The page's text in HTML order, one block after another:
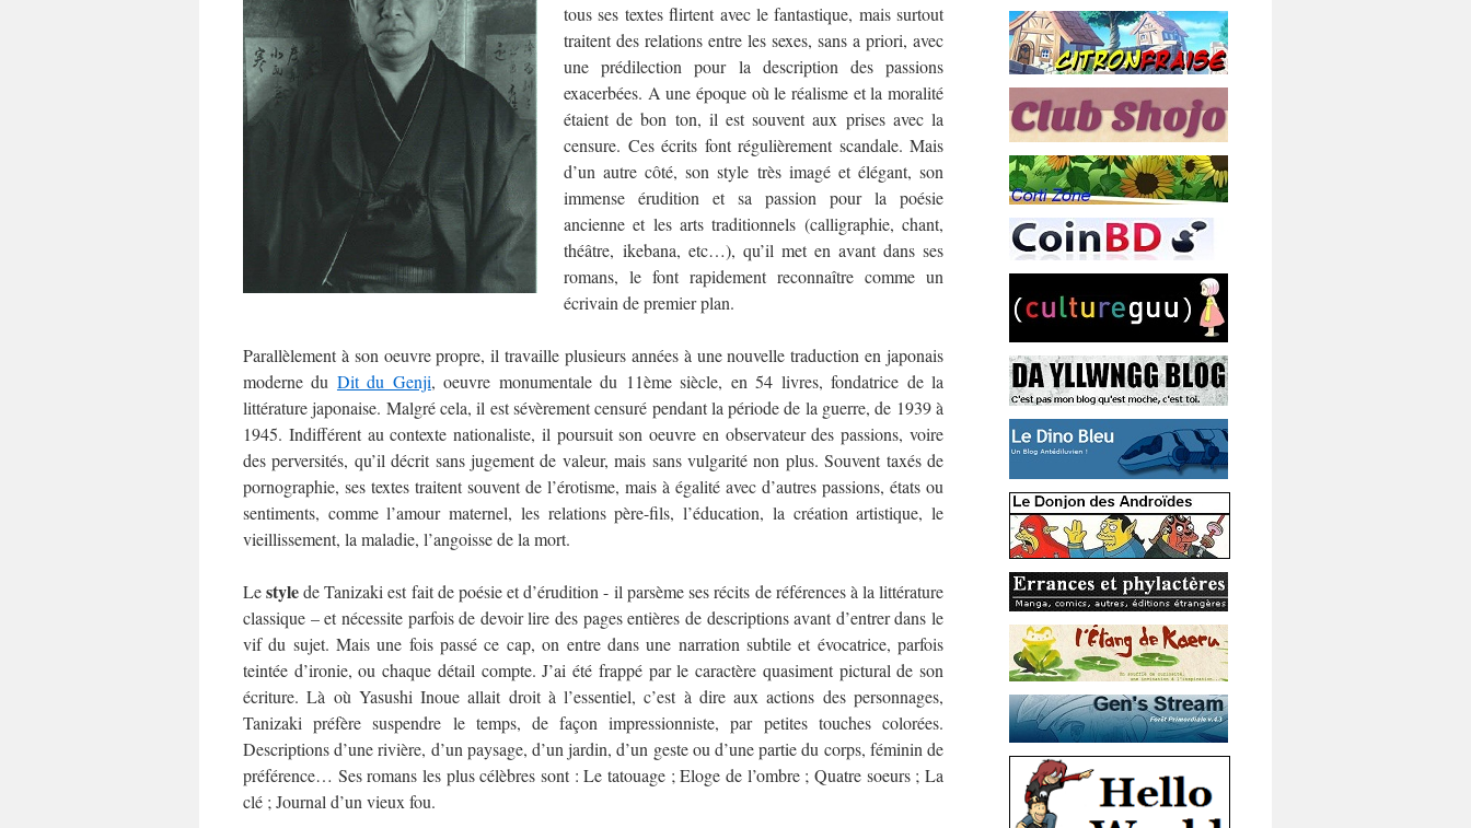
tous ses textes flirtent avec le fantastique, mais surtout
traitent des relations entre les sexes, sans a priori, avec
une prédilection pour la description des passions
exacerbées. A une époque où le réalisme et la moralité
étaient de bon ton, il est souvent aux prises avec la
censure. Ces écrits font régulièrement scandale. Mais
d’un autre côté, son style très imagé et élégant, son
immense érudition et sa passion pour la poésie
ancienne et les arts traditionnels (calligraphie, chant,
théâtre, ikebana, etc…), qu’il met en avant dans ses
romans, le font rapidement reconnaître comme un
écrivain de premier plan.
Parallèlement à son oeuvre propre, il travaille plusieurs années à une nouvelle traduction en japonais
moderne du Dit du Genji, oeuvre monumentale du 11ème siècle, en 54 livres, fondatrice de la
littérature japonaise. Malgré cela, il est sévèrement censuré pendant la période de la guerre, de 1939 à
1945. Indifférent au contexte nationaliste, il poursuit son oeuvre en observateur des passions, voire
des perversités, qu’il décrit sans jugement de valeur, mais sans vulgarité non plus. Souvent taxés de
pornographie, ses textes traitent souvent de l’érotisme, mais à égalité avec d’autres passions, états ou
sentiments, comme l’amour maternel, les relations père-fils, l’éducation, la création artistique, le
vieillissement, la maladie, l’angoisse de la mort.
Lestylede Tanizaki est fait de poésie et d’érudition - il parsème ses récits de références à la littérature
classique – et nécessite parfois de devoir lire des pages entières de descriptions avant d’entrer dans le
vif du sujet. Mais une fois passé ce cap, on entre dans une narration subtile et évocatrice, parfois
teintée d’ironie, ou chaque détail compte. J’ai été frappé par le caractère quasiment pictural de son
écriture. Là où Yasushi Inoue allait droit à l’essentiel, c’est à dire aux actions des personnages,
Tanizaki préfère suspendre le temps, de façon impressionniste, par petites touches colorées.
Descriptions d’une rivière, d’un paysage, d’un jardin, d’un geste ou d’une partie du corps, féminin de
préférence… Ses romans les plus célèbres sont : Le tatouage ; Eloge de l’ombre ; Quatre soeurs ; La
clé ; Journal d’un vieux fou.